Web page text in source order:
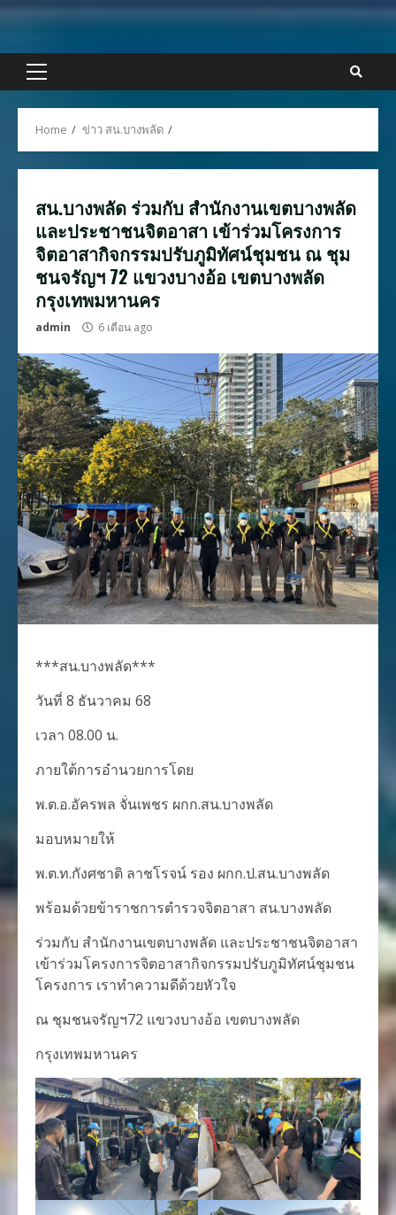
Skip
content
Primary
Home ข่าว สน.บางพลัด
สน.บางพลัด ร่วมกับ สำนักงานเขตบางพลัด
และประชาชนจิตอาสา เข้าร่วมโครงการ
จิตอาสากิจกรรมปรับภูมิทัศน์ชุมชน ณ ชุม
ชนจรัญฯ 72 แขวงบางอ้อ เขตบางพลัด
กรุงเทพมหานคร
admin 6 เดือน ago
***สน.บางพลัด***
วันที่ 8 ธันวาคม 68
เวลา 08.00 น.
ภายใต้การอำนวยการโดย
พ.ต.อ.อัครพล จั่นเพชร ผกก.สน.บางพลัด
มอบหมายให้
พ.ต.ท.กังศชาติ ลาชโรจน์ รอง ผกก.ป.สน.บางพลัด
พร้อมด้วยข้าราชการตำรวจจิตอาสา สน.บางพลัด
ร่วมกับ สำนักงานเขตบางพลัด และประชาชนจิตอาสา
เข้าร่วมโครงการจิตอาสากิจกรรมปรับภูมิทัศน์ชุมชน
โครงการ เราทำความดีด้วยหัวใจ
ณ ชุมชนจรัญฯ72 แขวงบางอ้อ เขตบางพลัด
กรุงเทพมหานคร